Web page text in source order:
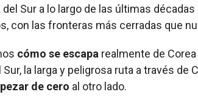
Sur a lo largo de las últimas
con las fronteras más cerradas que
cómo se escapa realmente de
la larga y peligrosa ruta a través de
de cero al otro lado.